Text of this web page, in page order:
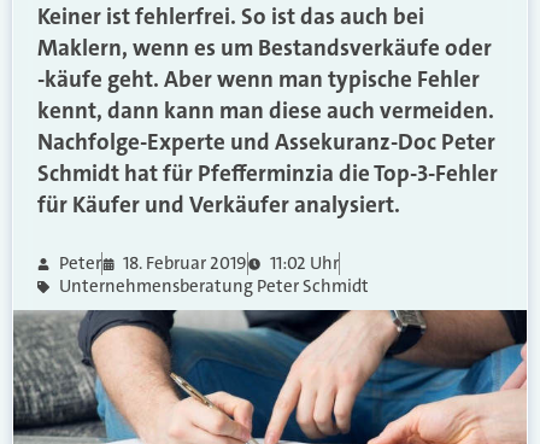
Keiner ist fehlerfrei. So ist das auch bei
Maklern, wenn es um Bestandsverkäufe oder
-käufe geht. Aber wenn man typische Fehler
kennt, dann kann man diese auch vermeiden.
Nachfolge-Experte und Assekuranz-Doc Peter
Schmidt hat für Pfefferminzia die Top-3-Fehler
für Käufer und Verkäufer analysiert.
Peter 18. Februar 2019
11:02 Uhr
Unternehmensberatung Peter Schmidt